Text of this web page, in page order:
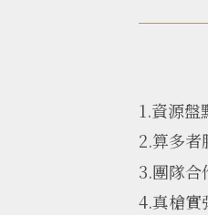
1.資源
2.算多者
3.團隊合
4.真槍實